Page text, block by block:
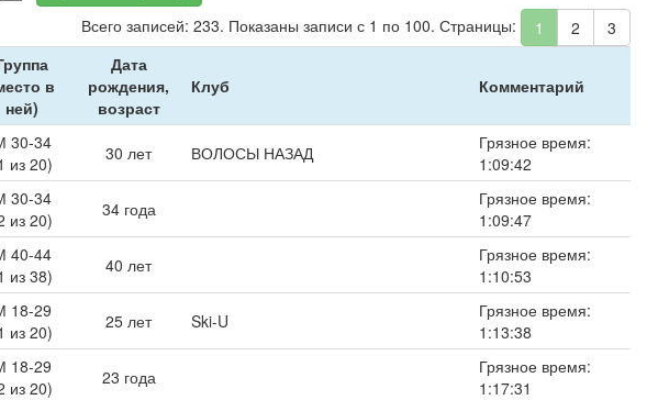
Всего записей: 233. Показаны записи с 1 по 100. Страницы:
1 2 3
в
ней)
Дата
рождения,
возраст
Клуб Комментарий
30-34
из 20)
30 лет ВОЛОСЫ НАЗАД
Грязное время:
1:09:42
30-34
из 20)
34 года
Грязное время:
1:09:47
40-44
из 38)
40 лет
Грязное время:
1:10:53
18-29
из 20)
25 лет Ski-U
Грязное время:
1:13:38
18-29
из 20)
23 года
Грязное время:
1:17:31